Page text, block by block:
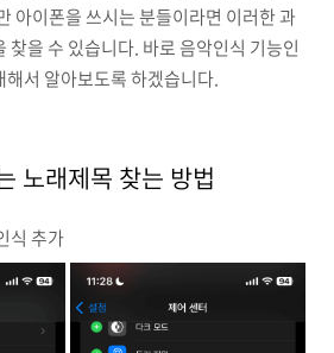
아이폰을 쓰시는 분들이라면 이러한 과
찾을 수 있습니다. 바로 음악인식 기능인
서 알아보도록 하겠습니다.
노래제목 찾는 방법
식 추가